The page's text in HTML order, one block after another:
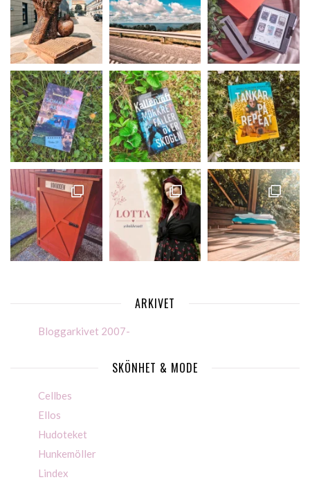
ARKIVET
Bloggarkivet 2007-
SKÖNHET & MODE
Cellbes
Ellos
Hudoteket
Hunkemöller
Lindex